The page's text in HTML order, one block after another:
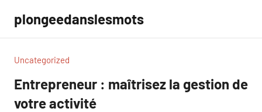
contenu
plongeedanslesmots
Uncategorized
Entrepreneur : maîtrisez la gestion de
votre activité